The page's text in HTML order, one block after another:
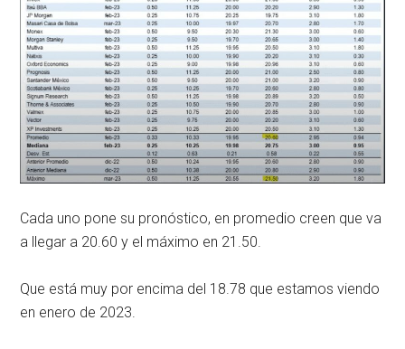
Cada uno pone su pronóstico, en promedio creen que va
a llegar a 20.60 y el máximo en 21.50.
Que está muy por encima del 18.78 que estamos viendo
en enero de 2023.